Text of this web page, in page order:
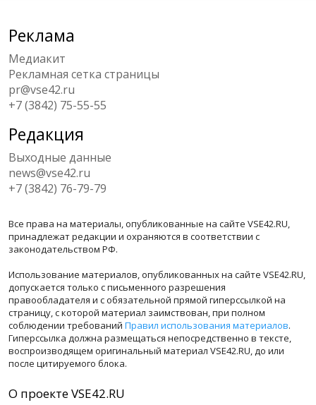
Реклама
Медиакит
Рекламная сетка страницы
pr@vse42.ru
+7 (3842) 75-55-55
Редакция
Выходные данные
news@vse42.ru
+7 (3842) 76-79-79
Все права на материалы, опубликованные на сайте VSE42.RU,
принадлежат редакции и охраняются в соответствии с
законодательством РФ.
Использование материалов, опубликованных на сайте VSE42.RU,
допускается только с письменного разрешения
правообладателя и с обязательной прямой гиперссылкой на
страницу, с которой материал заимствован, при полном
соблюдении требований Правил использования материалов.
Гиперссылка должна размещаться непосредственно в тексте,
воспроизводящем оригинальный материал VSE42.RU, до или
после цитируемого блока.
О проекте VSE42.RU